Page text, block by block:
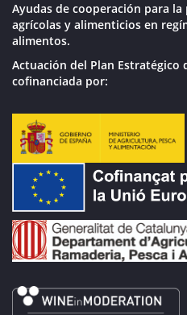
Ayudas de cooperación para
agrícolas y alimenticios en
alimentos.
Actuación del Plan Estratégico
cofinanciada por: